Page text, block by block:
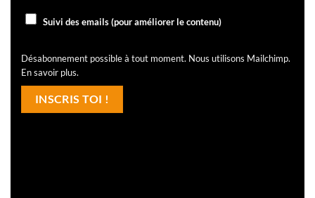
Suivi des emails (pour améliorer le contenu)
Désabonnement possible à tout moment. Nous utilisons Mailchimp.
En savoir plus.